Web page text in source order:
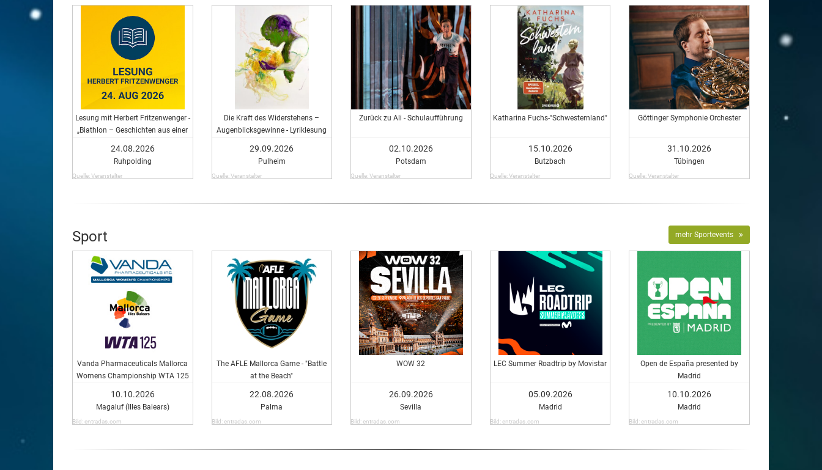
Lesung mit Herbert Fritzenwenger -
„Biathlon – Geschichten aus einer
24.08.2026
Ruhpolding
Quelle: Veranstalter
Die Kraft des Widerstehens –
Augenblicksgewinne - Lyriklesung
29.09.2026
Pulheim
Quelle: Veranstalter
Zurück zu Ali - Schulaufführung
02.10.2026
Potsdam
Quelle: Veranstalter
Katharina Fuchs-"Schwesternland"
15.10.2026
Butzbach
Quelle: Veranstalter
Göttinger Symphonie Orchester
31.10.2026
Tübingen
Quelle: Veranstalter
Sport mehr Sportevents
Vanda Pharmaceuticals Mallorca
Womens Championship WTA 125
10.10.2026
Magaluf (Illes Balears)
Bild: entradas.com
The AFLE Mallorca Game - "Battle
at the Beach"
22.08.2026
Palma
Bild: entradas.com
WOW 32
26.09.2026
Sevilla
Bild: entradas.com
LEC Summer Roadtrip by Movistar
05.09.2026
Madrid
Bild: entradas.com
Open de España presented by
Madrid
10.10.2026
Madrid
Bild: entradas.com